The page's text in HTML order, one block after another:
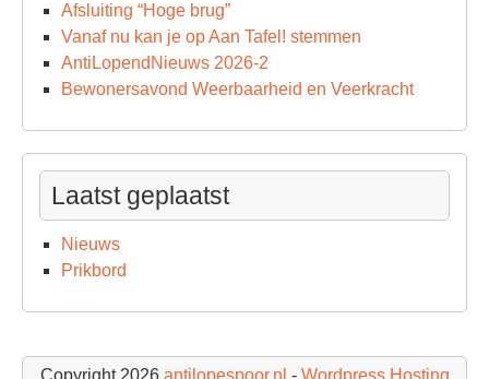
Afsluiting “Hoge brug”
Vanaf nu kan je op Aan Tafel! stemmen
AntiLopendNieuws 2026-2
Bewonersavond Weerbaarheid en Veerkracht
Laatst geplaatst
Nieuws
Prikbord
Copyright 2026 antilopespoor.nl - Wordpress Hosting